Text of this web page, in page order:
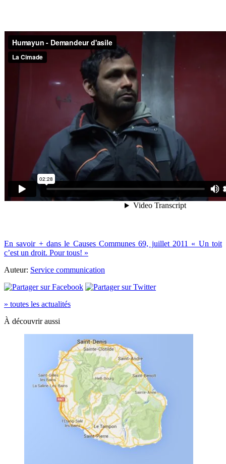
En savoir + dans le Causes Communes 69, juillet 2011 « Un toit
c’est un droit. Pour tous! »
Auteur: Service communication
» toutes les actualités
À découvrir aussi